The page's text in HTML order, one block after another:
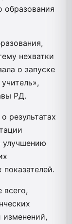
образования
нехватки
о запуске
РД.
результатах
улучшению
всего,
изменений,